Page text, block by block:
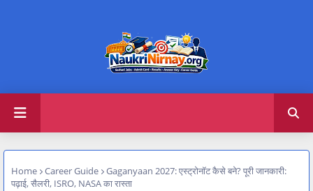
Home Career Guide
Gaganyaan 2027: एस्ट्रोनॉट कैसे बने? पूरी जानकारी:
पढ़ाई, सैलरी, ISRO, NASA का रास्ता